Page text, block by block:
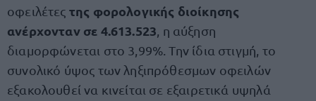
οφειλέτες της φορολογικής διοίκησης
ανέρχονταν σε 4.613.523 , η αύξηση
διαμορφώνεται στο 3,99%. Την ίδια στιγμή, το
συνολικό ύψος των ληξιπρόθεσμων οφειλών
εξακολουθεί να κινείται σε εξαιρετικά υψηλά